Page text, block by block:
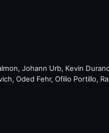
, Johann Urb, Kevin
, Oded Fehr, Ofilio Portillo,